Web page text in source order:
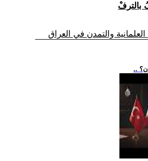
والتمدن في العراق